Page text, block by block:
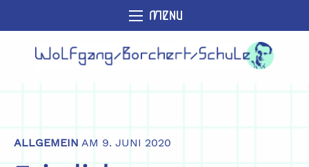
MENU
ALLGEMEIN AM 9. JUNI 2020